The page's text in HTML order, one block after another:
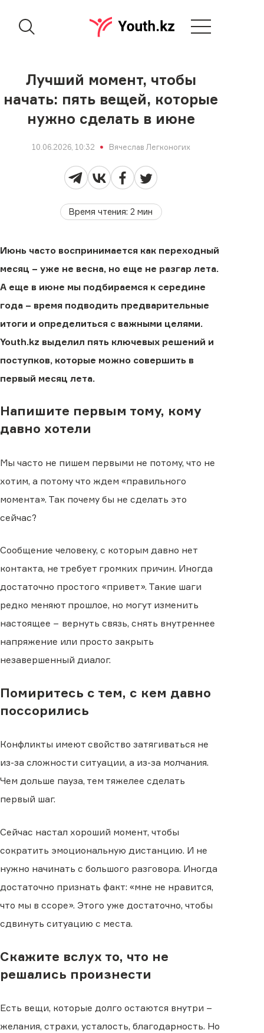
Лучший момент, чтобы
начать: пять вещей, которые
нужно сделать в июне
10.06.2026, 10:32 Вячеслав Легконогих
Время чтения:2 мин
Июнь часто воспринимается как переходный
месяц − уже не весна, но еще не разгар лета.
А еще в июне мы подбираемся к середине
года − время подводить предварительные
итоги и определиться с важными целями.
Youth.kz выделил пять ключевых решений и
поступков, которые можно совершить в
первый месяц лета.
Напишите первым тому, кому
давно хотели
Мы часто не пишем первыми не потому, что не
хотим, а потому что ждем «правильного
момента». Так почему бы не сделать это
сейчас?
Сообщение человеку, с которым давно нет
контакта, не требует громких причин. Иногда
достаточно простого «привет». Такие шаги
редко меняют прошлое, но могут изменить
настоящее − вернуть связь, снять внутреннее
напряжение или просто закрыть
незавершенный диалог.
Помиритесь с тем, с кем давно
поссорились
Конфликты имеют свойство затягиваться не
из-за сложности ситуации, а из-за молчания.
Чем дольше пауза, тем тяжелее сделать
первый шаг.
Сейчас настал хороший момент, чтобы
сократить эмоциональную дистанцию. И не
нужно начинать с большого разговора. Иногда
достаточно признать факт: «мне не нравится,
что мы в ссоре». Этого уже достаточно, чтобы
сдвинуть ситуацию с места.
Скажите вслух то, что не
решались произнести
Есть вещи, которые долго остаются внутри −
желания, страхи, усталость, благодарность. Но